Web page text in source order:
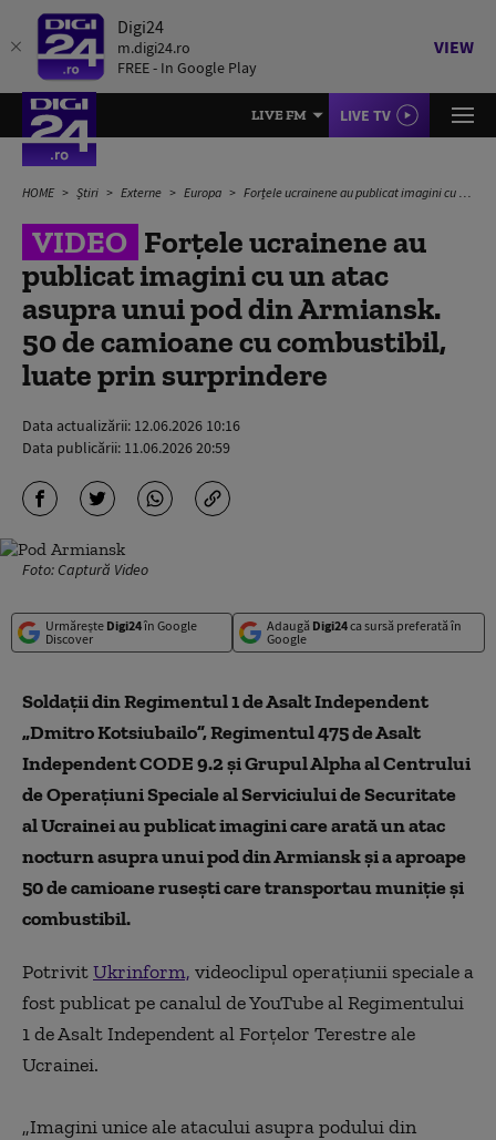
Digi24
m.digi24.ro
FREE - In Google Play
VIEW
LIVE FM LIVE TV
HOME Știri Externe Europa Forțele ucrainene au publicat imagini cu un atac asupra unui pod din Armiansk. 50 de camioane cu combustibil, luate prin surprindere
VIDEO Forțele ucrainene au
publicat imagini cu un atac
asupra unui pod din Armiansk.
50 de camioane cu combustibil,
luate prin surprindere
Data actualizării: 12.06.2026 10:16
Data publicării: 11.06.2026 20:59
Foto: Captură Video
Urmărește Digi24în Google
Discover
Adaugă Digi24ca sursă preferată în
Google
Soldații din Regimentul 1 de Asalt Independent
„Dmitro Kotsiubailo”, Regimentul 475 de Asalt
Independent CODE 9.2 și Grupul Alpha al Centrului
de Operațiuni Speciale al Serviciului de Securitate
al Ucrainei au publicat imagini care arată un atac
nocturn asupra unui pod din Armiansk și a aproape
50 de camioane rusești care transportau muniție și
combustibil.
PotrivitUkrinform, videoclipul operațiunii speciale a
fost publicat pe canalul de YouTube al Regimentului
1 de Asalt Independent al Forțelor Terestre ale
Ucrainei.
„Imagini unice ale atacului asupra podului din